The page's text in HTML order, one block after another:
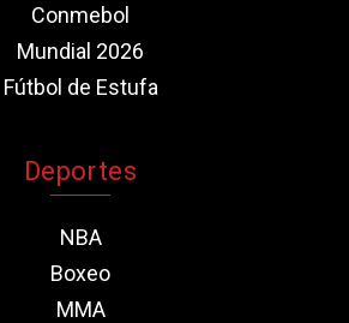
Conmebol
Mundial 2026
Fútbol de Estufa
Deportes
NBA
Boxeo
MMA